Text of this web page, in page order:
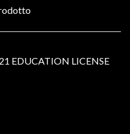
EDUCATION LICENSE